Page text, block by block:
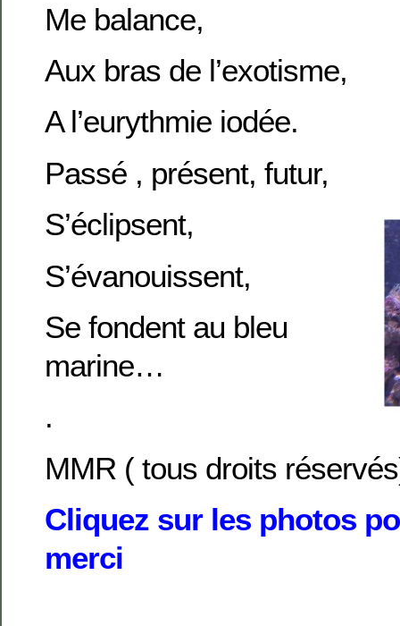
Me balance,
Aux bras de l’exotisme,
A l’eurythmie iodée.
Passé , présent, futur,
S’éclipsent,
S’évanouissent,
Se fondent au bleu
marine…
.
MMR ( tous droits
Cliquez sur les photos
merci